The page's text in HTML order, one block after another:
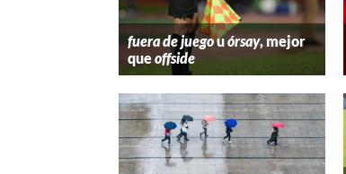
fuera de juegouórsay, mejor
queoffside